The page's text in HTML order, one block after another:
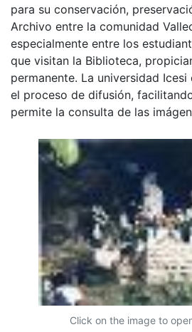
para su conservación,
Archivo entre la comunidad
especialmente entre los
que visitan la Biblioteca,
permanente. La universidad
el proceso de difusión,
permite la consulta de las
Click on the image to